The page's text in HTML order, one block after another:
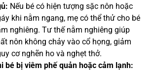
Nếu bé có hiện tượng sặc nôn hoặc
khi nằm ngang, mẹ có thể thử cho bé
nghiêng. Tư thế nằm nghiêng giúp
nôn không chảy vào cổ họng, giảm
cơ nghẽn ho và nghẹt thở.
bé bị viêm phế quản hoặc cảm lạnh: